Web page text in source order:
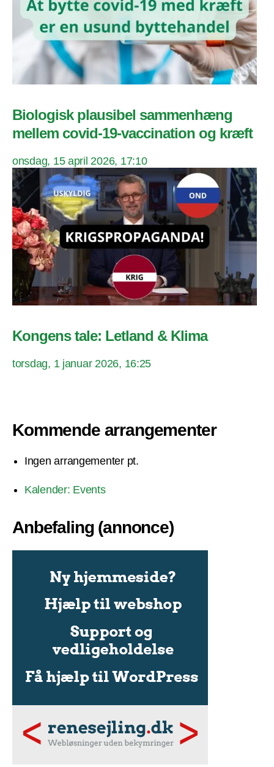
Biologisk plausibel sammenhæng
mellem covid-19-vaccination og kræft
onsdag, 15 april 2026, 17:10
Kongens tale: Letland & Klima
torsdag, 1 januar 2026, 16:25
Kommende arrangementer
Ingen arrangementer pt.
Kalender: Events
Anbefaling (annonce)